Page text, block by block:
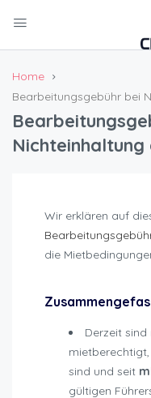
Home
Bearbeitungsgebühr bei
Wir erklären auf
die
Derzeit sind
sind und seit
gültigen